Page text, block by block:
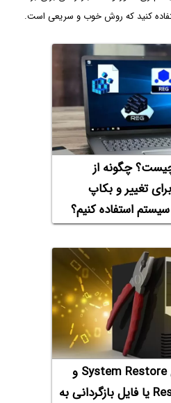
کنید که روش خوب و سریعی است.
چگونه از
Registry Editor برای تغییر و بکاپ
استفاده کنیم؟
آموزش فعال کردن System Restore و
ایجاد Restore Point یا فایل بازگردانی به